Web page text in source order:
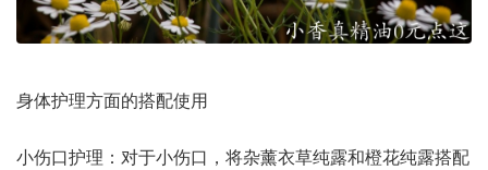
身体护理方面的搭配使用
小伤口护理：对于小伤口，将杂薰衣草纯露和橙花纯露搭配